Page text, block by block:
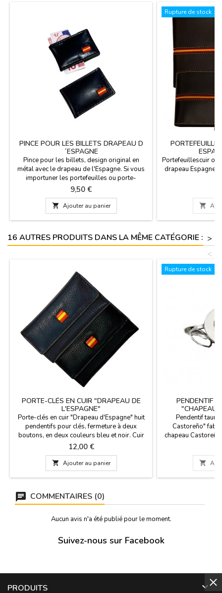
PINCE POUR LES BILLETS DRAPEAU D
´ESPAGNE
Pince pour les billets, design original en
métal avec le drapeau de l'Espagne. Si vous
importuner les portefeuilles ou porte-
monnaie dans les poches, c'est une façon
d'amener les billets simple et confortable. Un
clip en métal pour la fixation de votre
monnaie. Un cadeau pratique pour l'homme
qui n'aime pas porter quoi que ce soit dans
Prix
9,50 €
 Ajouter au panier
Rupture de stock
Portefeuillescuir ou
drapeau Espagne.

16 AUTRES PRODUITS DANS LA MÊME CATÉGORIE : >
<
PORTE-CLÉS EN CUIR "DRAPEAU DE
L'ESPAGNE"
Porte-clés en cuir "Drapeau d'Espagne" huit
pendentifs pour clés, fermeture à deux
boutons, en deux couleurs bleu et noir. Cuir
Ubrique fabriqué en Espagne. Dimensions :
11 cm x 6 cm.
Prix
12,00 €
 Ajouter au panier
Rupture de stock
PENDENTIF
"CHAPEAU
Pendentif
Castoreño"
chapeau

COMMENTAIRES (0)
Aucun avis n'a été publié pour le moment.
Suivez-nous sur Facebook
PRODUITS 